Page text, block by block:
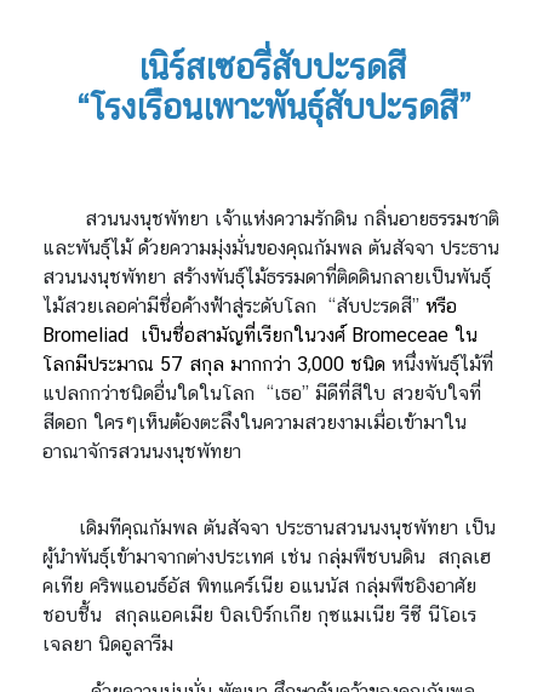
เนิร์สเซอรี่สับปะรดสี
“โรงเรือนเพาะพันธุ์สับปะรดสี”
สวนนงนุชพัทยา เจ้าแห่งความรักดิน กลิ่นอายธรรมชาติ
และพันธุ์ไม้ ด้วยความมุ่งมั่นของคุณกัมพล ตันสัจจา ประธาน
สวนนงนุชพัทยา สร้างพันธุ์ไม้ธรรมดาที่ติดดินกลายเป็นพันธุ์
ไม้สวยเลอค่ามีชื่อค้างฟ้าสู่ระดับโลก “สับปะรดสี” หรือ
Bromeliad เป็นชื่อสามัญที่เรียกในวงศ์ Bromeceae ใน
โลกมีประมาณ 57 สกุล มากกว่า 3,000 ชนิด หนึ่งพันธุ์ไม้ที่
แปลกกว่าชนิดอื่นใดในโลก “เธอ” มีดีที่สีใบ สวยจับใจที่
สีดอก ใครๆเห็นต้องตะลึงในความสวยงามเมื่อเข้ามาใน
อาณาจักรสวนนงนุชพัทยา
เดิมทีคุณกัมพล ตันสัจจา ประธานสวนนงนุชพัทยา เป็น
ผู้นำพันธุ์เข้ามาจากต่างประเทศ เช่น กลุ่มพืชบนดิน สกุลเฮ
คเทีย คริพแอนธ์อัส พิทแคร์เนีย อแนนัส กลุ่มพืชอิงอาศัย
ชอบชื้น สกุลแอคเมีย บิลเบิร์กเกีย กุซแมเนีย รีซี นีโอเร
เจลยา นิดอูลารีม